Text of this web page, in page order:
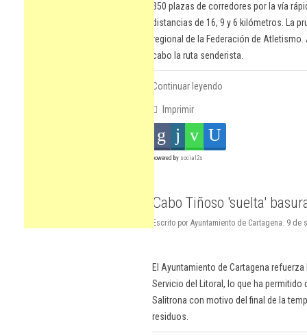
350 plazas de corredores por la vía
distancias de 16, 9 y 6 kilómetros. La
regional de la Federación de
cabo la ruta senderista.
Continuar leyendo
Imprimir
powered by social2s
Cabo Tiñoso 'suelta'
Escrito por Ayuntamiento de Cartagena. 9 de
El Ayuntamiento de Cartagena
Servicio del Litoral, lo que ha permitido
Salitrona con motivo del final de la
residuos.